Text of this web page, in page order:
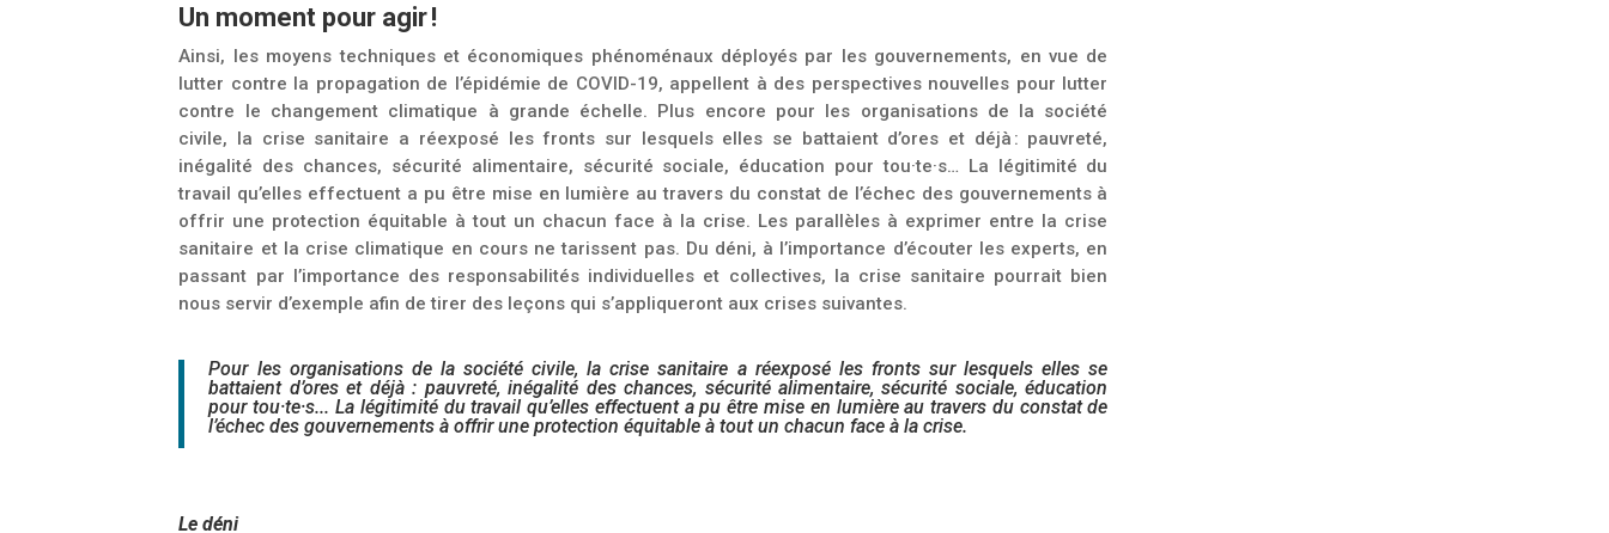
Un moment pour agir !
Ainsi, les moyens techniques et économiques phénoménaux déployés par les gouvernements, en vue de
lutter contre la propagation de l’épidémie de COVID-19, appellent à des perspectives nouvelles pour lutter
contre le changement climatique à grande échelle. Plus encore pour les organisations de la société
civile, la crise sanitaire a réexposé les fronts sur lesquels elles se battaient d’ores et déjà : pauvreté,
inégalité des chances, sécurité alimentaire, sécurité sociale, éducation pour tou·te·s… La légitimité du
travail qu’elles effectuent a pu être mise en lumière au travers du constat de l’échec des gouvernements à
offrir une protection équitable à tout un chacun face à la crise. Les parallèles à exprimer entre la crise
sanitaire et la crise climatique en cours ne tarissent pas. Du déni, à l’importance d’écouter les experts, en
passant par l’importance des responsabilités individuelles et collectives, la crise sanitaire pourrait bien
nous servir d’exemple afin de tirer des leçons qui s’appliqueront aux crises suivantes.
Pour les organisations de la société civile, la crise sanitaire a réexposé les fronts sur lesquels elles se
battaient d’ores et déjà : pauvreté, inégalité des chances, sécurité alimentaire, sécurité sociale, éducation
pour tou·te·s... La légitimité du travail qu’elles effectuent a pu être mise en lumière au travers du constat de
l’échec des gouvernements à offrir une protection équitable à tout un chacun face à la crise.
Le déni